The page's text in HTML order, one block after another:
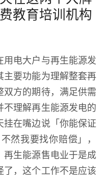
教育培训机构
电大户与再生能源发
主要功能为理解整套再
方的期待，满足供需
理解再生能源发电的
在嘴边说「你能保证
然我要找你赔偿」，
生能源售电业于是成
，这个工作不是应该